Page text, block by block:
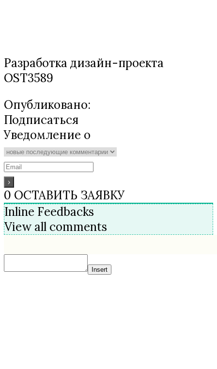
Разработка дизайн-проекта
OST3589
Опубликовано:
Подписаться
Уведомление о
0 ОСТАВИТЬ ЗАЯВКУ
Inline Feedbacks
View all comments
Insert